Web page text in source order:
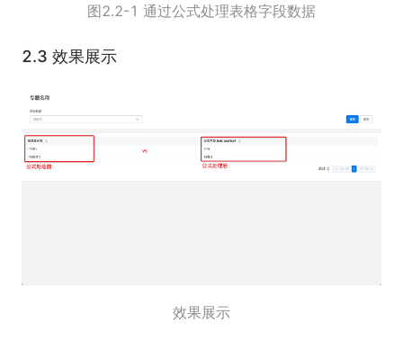
图2.2-1 通过公式处理表格字段数据
2.3 效果展示
效果展示